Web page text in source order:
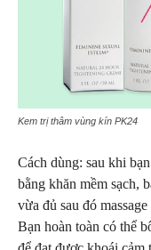
Kem trị thâm vùng kín PK24
Cách dùng: sau khi
bằng khăn mềm sạch,
vừa đủ sau đó
Bạn hoàn toàn có thể